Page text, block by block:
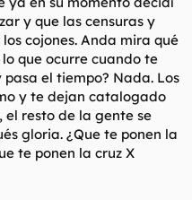
y que las censuras y
cojones. Anda mira qué
que ocurre cuando te
el tiempo? Nada. Los
y te dejan catalogado
resto de la gente se
gloria. ¿Que te ponen la
te ponen la cruz X